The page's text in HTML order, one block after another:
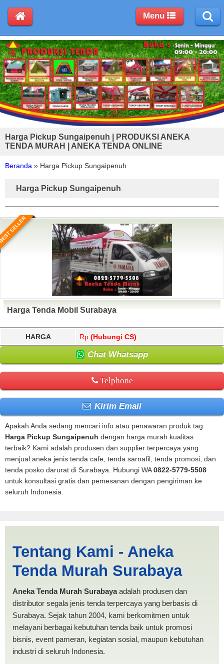
Harga Pickup Sungaipenuh | PRODUKSI ANEKA
TENDA MURAH | ANEKA TENDA ONLINE
Beranda » Harga Pickup Sungaipenuh
Harga Pickup Sungaipenuh
SELLER
Harga Tenda Mobil Surabaya
HARGA Rp. (Hubungi CS)
Chat Whatsapp
Telphone
Kirim Email
Apakah Anda sedang mencari info atau penawaran produk tag
Harga Pickup Sungaipenuh dengan harga murah kualitas
terbaik? Kami adalah produsen dan supplier terpercaya yang
menjual aneka jenis tenda cafe, tenda sarnafil, tenda promosi, dan
tenda posko darurat di Surabaya. Hubungi WA0822-5779-5508
untuk konsultasi gratis dan pemesanan dengan pengiriman ke
seluruh Indonesia.
PRODUKSI ANEKA TENDA
MURAH
Tentang Kami - Aneka
Tenda Murah Surabaya
Aneka Tenda Murah Surabayaadalah produsen dan
distributor segala jenis tenda terpercaya yang berbasis di
Surabaya. Sejak tahun 2004, kami berkomitmen untuk
melayani berbagai kebutuhan tenda baik untuk promosi
bisnis, event pameran, kegiatan sosial, maupun kebutuhan
industri di seluruh Indonesia.
Menu